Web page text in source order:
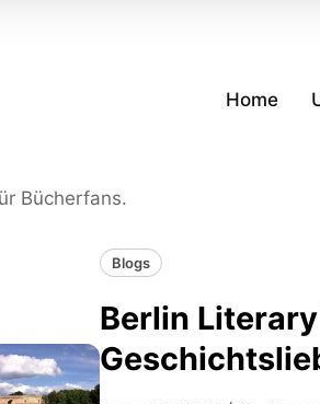
Bücherfans.
Home
Blogs
Berlin